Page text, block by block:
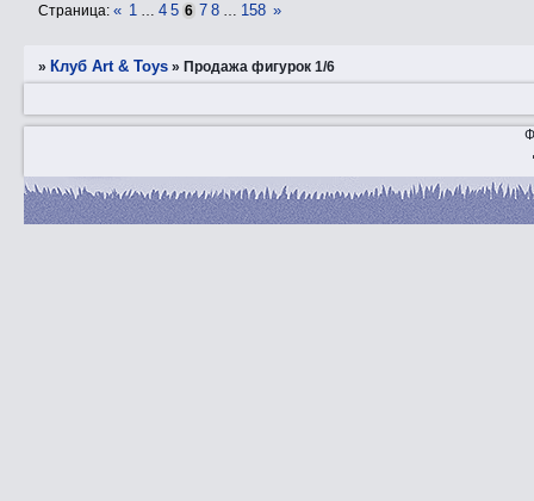
Страница:« 1 … 4 5 6 7 8 … 158 »
» Клуб Art & Toys »Продажа фигурок 1/6